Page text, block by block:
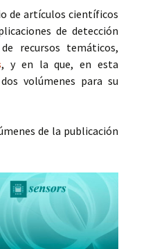
de artículos científicos
de detección
recursos temáticos,
, y en la que, en esta
volúmenes para su
de la publicación